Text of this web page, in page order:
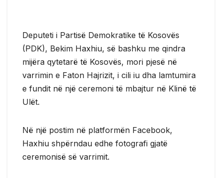
Deputeti i Partisë Demokratike të Kosovës
(PDK), Bekim Haxhiu, së bashku me qindra
mijëra qytetarë të Kosovës, mori pjesë në
varrimin e Faton Hajrizit, i cili iu dha lamtumira
e fundit në një ceremoni të mbajtur në Klinë të
Ulët.
Në një postim në platformën Facebook,
Haxhiu shpërndau edhe fotografi gjatë
ceremonisë së varrimit.